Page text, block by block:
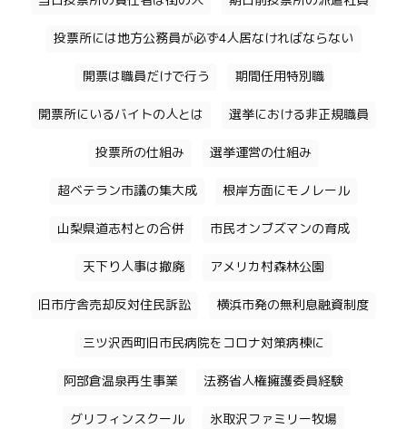
投票所には地方公務員が必ず4人居なければならない
開票は職員だけで行う 期間任用特別職
開票所にいるバイトの人とは 選挙における非正規職員
投票所の仕組み 選挙運営の仕組み
超ベテラン市議の集大成 根岸方面にモノレール
山梨県道志村との合併 市民オンブズマンの育成
天下り人事は撤廃 アメリカ村森林公園
旧市庁舎売却反対住民訴訟 横浜市発の無利息融資制度
三ツ沢西町旧市民病院をコロナ対策病棟に
阿部倉温泉再生事業 法務省人権擁護委員経験
グリフィンスクール 氷取沢ファミリー牧場